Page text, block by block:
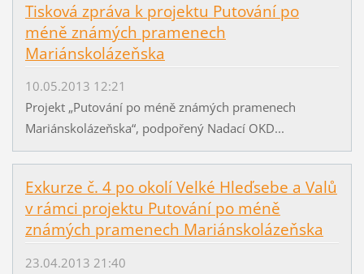
Tisková zpráva k projektu Putování po
méně známých pramenech
Mariánskolázeňska
10.05.2013 12:21
Projekt „Putování po méně známých pramenech
Mariánskolázeňska“, podpořený Nadací OKD...
Exkurze č. 4 po okolí Velké Hleďsebe a Valů
v rámci projektu Putování po méně
známých pramenech Mariánskolázeňska
23.04.2013 21:40